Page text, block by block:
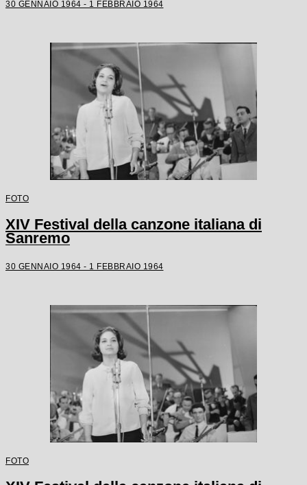
30 GENNAIO 1964 - 1 FEBBRAIO 1964
FOTO
XIV Festival della canzone italiana di
Sanremo
30 GENNAIO 1964 - 1 FEBBRAIO 1964
FOTO